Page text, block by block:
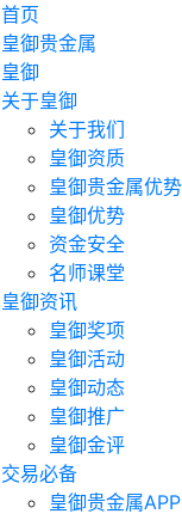
首页
皇御贵金属
皇御
关于皇御
关于我们
皇御资质
皇御贵金属优势
皇御优势
资金安全
名师课堂
皇御资讯
皇御奖项
皇御活动
皇御动态
皇御推广
皇御金评
交易必备
皇御贵金属APP